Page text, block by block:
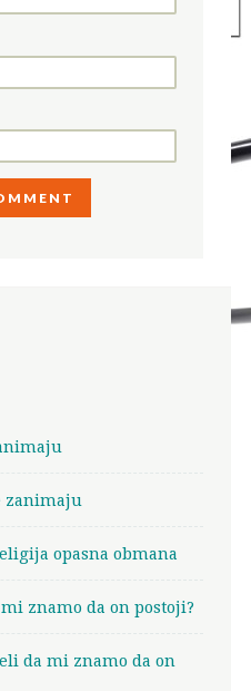
zanimaju
opasna obmana
znamo da on postoji?
da mi znamo da on